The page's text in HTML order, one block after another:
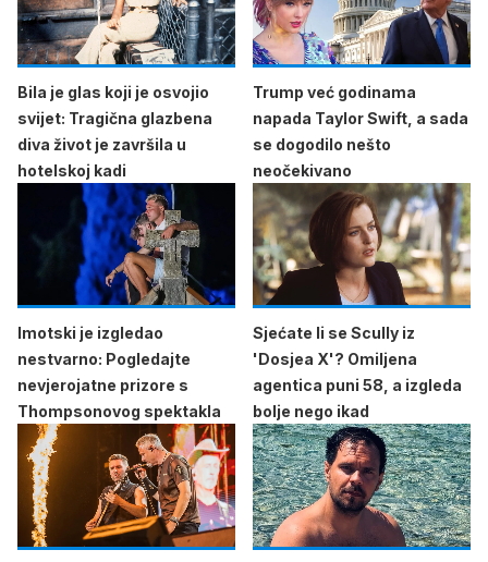
Bila je glas koji je osvojio
svijet: Tragična glazbena
diva život je završila u
hotelskoj kadi
Trump već godinama
napada Taylor Swift, a sada
se dogodilo nešto
neočekivano
Imotski je izgledao
nestvarno: Pogledajte
nevjerojatne prizore s
Thompsonovog spektakla
Sjećate li se Scully iz
'Dosjea X'? Omiljena
agentica puni 58, a izgleda
bolje nego ikad